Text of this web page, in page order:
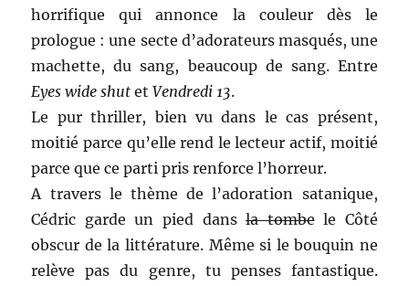
horrifique qui annonce la couleur dès le
prologue : une secte d’adorateurs masqués, une
machette, du sang, beaucoup de sang. Entre
Eyes wide shut etVendredi 13.
Le pur thriller, bien vu dans le cas présent,
moitié parce qu’elle rend le lecteur actif, moitié
parce que ce parti pris renforce l’horreur.
A travers le thème de l’adoration satanique,
Cédric garde un pied dansla tombele Côté
obscur de la littérature. Même si le bouquin ne
relève pas du genre, tu penses fantastique.